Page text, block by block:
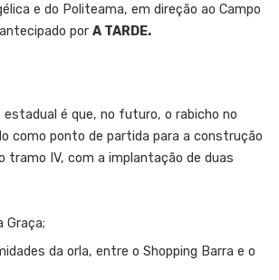
e do Politeama, em direção ao Campo
por A TARDE.
estadual é que, no futuro, o rabicho no
como ponto de partida para a construção
tramo IV, com a implantação de duas
Graça;
da orla, entre o Shopping Barra e o